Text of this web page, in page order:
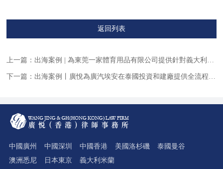
返回列表
上一篇： 出海案例 | 為東莞一家體育用品有限公司提供針對義大利某公司的債務追償及信貸回收等相關法律服務
下一篇： 出海案例丨廣悅為廣汽埃安在泰國投資和建廠提供全流程服務
中國廣州 中國深圳 中國香港 美國洛杉磯
泰國曼谷
澳洲悉尼
日本東京 義大利米蘭